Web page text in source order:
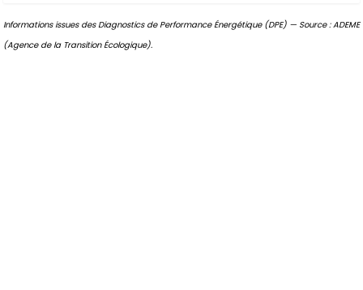
Informations issues des Diagnostics de Performance Énergétique (DPE) — Source : ADEME
(Agence de la Transition Écologique).